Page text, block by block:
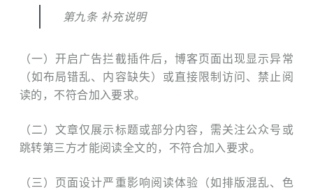
第九条 补充说明
（一）开启广告拦截插件后，博客页面出现显示异常
（如布局错乱、内容缺失）或直接限制访问、禁止阅
读的，不符合加入要求。
（二）文章仅展示标题或部分内容，需关注公众号或
跳转第三方才能阅读全文的，不符合加入要求。
（三）页面设计严重影响阅读体验（如排版混乱、色